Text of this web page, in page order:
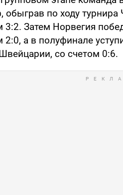
обыграв по ходу
3:2. Затем Норвегия
2:0, а в полуфинале
со счетом 0:6.